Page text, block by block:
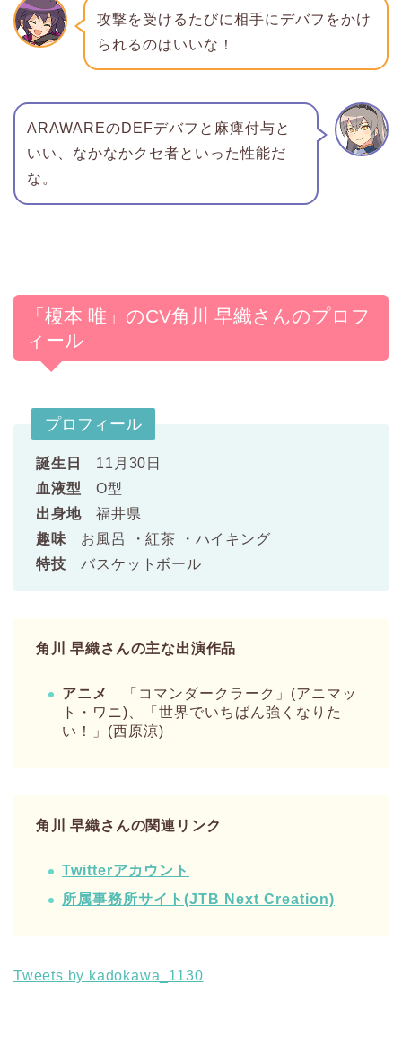
攻撃を受けるたびに相手にデバフをかけ
られるのはいいな！
ARAWAREのDEFデバフと麻痺付与と
いい、なかなかクセ者といった性能だ
な。
「榎本 唯」のCV角川 早織さんのプロフ
ィール
プロフィール
誕生日
11月30日
血液型 O型
出身地福井県
趣味 お風呂 ・紅茶 ・ハイキング
特技 バスケットボール
角川 早織さんの主な出演作品
アニメ
「コマンダークラーク」(アニマッ
ト・ワニ)、「世界でいちばん強くなりた
い！」(西原涼)
角川 早織さんの関連リンク
Twitterアカウント
所属事務所サイト(JTB Next Creation)
Tweets by kadokawa_1130